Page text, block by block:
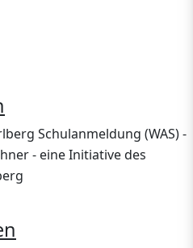
Schulanmeldung (WAS) -
- eine Initiative des